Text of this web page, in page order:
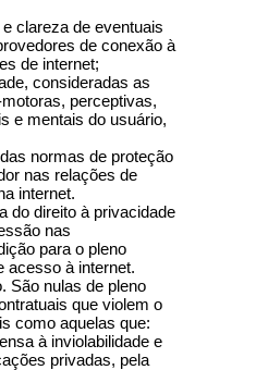
clareza de eventuais
de conexão à
de internet;
consideradas as
perceptivas,
e mentais do usuário,
normas de proteção
nas relações de
internet.
do direito à privacidade
nas
para o pleno
acesso à internet.
São nulas de pleno
que violem o
como aquelas que:
à inviolabilidade e
privadas, pela